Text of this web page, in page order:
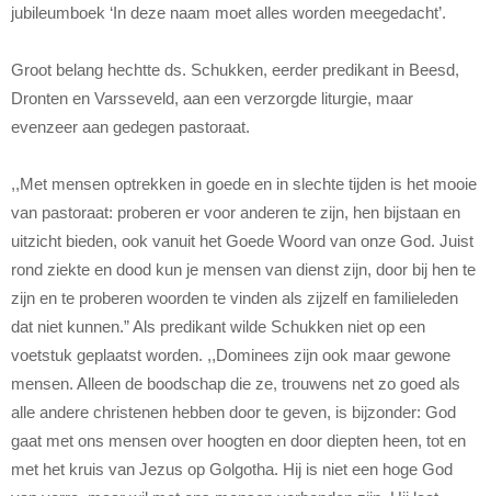
jubileumboek ‘In deze naam moet alles worden meegedacht’.
Groot belang hechtte ds. Schukken, eerder predikant in Beesd,
Dronten en Varsseveld, aan een verzorgde liturgie, maar
evenzeer aan gedegen pastoraat.
,,Met mensen optrekken in goede en in slechte tijden is het mooie
van pastoraat: proberen er voor anderen te zijn, hen bijstaan en
uitzicht bieden, ook vanuit het Goede Woord van onze God. Juist
rond ziekte en dood kun je mensen van dienst zijn, door bij hen te
zijn en te proberen woorden te vinden als zijzelf en familieleden
dat niet kunnen.” Als predikant wilde Schukken niet op een
voetstuk geplaatst worden. ,,Dominees zijn ook maar gewone
mensen. Alleen de boodschap die ze, trouwens net zo goed als
alle andere christenen hebben door te geven, is bijzonder: God
gaat met ons mensen over hoogten en door diepten heen, tot en
met het kruis van Jezus op Golgotha. Hij is niet een hoge God